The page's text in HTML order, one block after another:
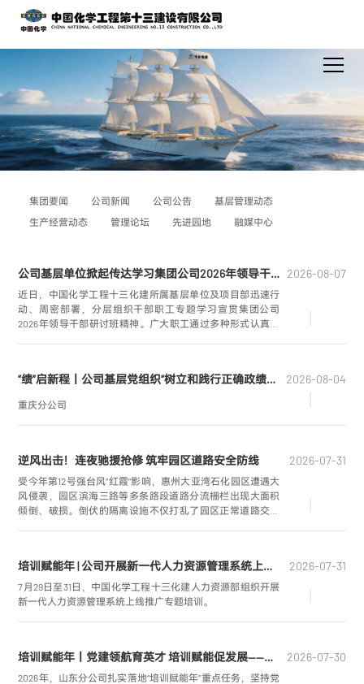
集团要闻 公司新闻 公司公告
基层管理动态
生产经营动态
管理论坛 先进园地 融媒中心
公司基层单位掀起传达学习集团公司2026年领导干部研讨班精神热潮 2026-08-07
近日，中国化学工程十三化建所属基层单位及项目部迅速行
动、周密部署，分层组织干部职工专题学习宣贯集团公司
2026年领导干部研讨班精神。广大职工通过多种形式认真研
“绩”启新程丨公司基层党组织“树立和践行正确政绩观学习教育”进行时（七） 2026-08-04
重庆分公司
逆风出击！连夜驰援抢修 筑牢园区道路安全防线 2026-07-31
受今年第12号强台风“红霞”影响，惠州大亚湾石化园区遭遇大
风侵袭，园区滨海三路等多条路段道路分流栅栏出现大面积
倾倒、破损。倒伏的隔离设施不仅打乱了园区正常道路交通
培训赋能年 | 公司开展新一代人力资源管理系统上线推广专题培训 2026-07-31
7月29日至31日，中国化学工程十三化建人力资源部组织开展
新一代人力资源管理系统上线推广专题培训。
培训赋能年丨党建领航育英才 培训赋能促发展——山东分公司人才培育工作侧记 2026-07-30
2026年，山东分公司扎实落地“培训赋能年”重点任务，坚持党